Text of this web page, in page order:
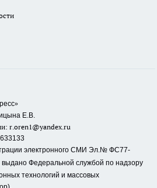
»
Е.В.
r.oren1@yandex.ru
электронного СМИ Эл.№ ФС77-
выдано Федеральной службой по надзору
технологий и массовых